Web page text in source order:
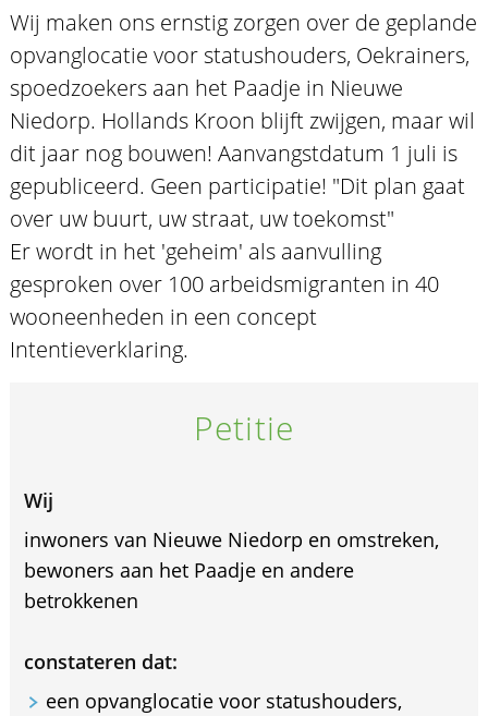
Wij maken ons ernstig zorgen over de geplande
opvanglocatie voor statushouders, Oekrainers,
spoedzoekers aan het Paadje in Nieuwe
Niedorp. Hollands Kroon blijft zwijgen, maar wil
dit jaar nog bouwen! Aanvangstdatum 1 juli is
gepubliceerd. Geen participatie! "Dit plan gaat
over uw buurt, uw straat, uw toekomst"
Er wordt in het 'geheim' als aanvulling
gesproken over 100 arbeidsmigranten in 40
wooneenheden in een concept
Intentieverklaring.
Petitie
Wij
inwoners van Nieuwe Niedorp en omstreken,
bewoners aan het Paadje en andere
betrokkenen
constateren dat:
een opvanglocatie voor statushouders,